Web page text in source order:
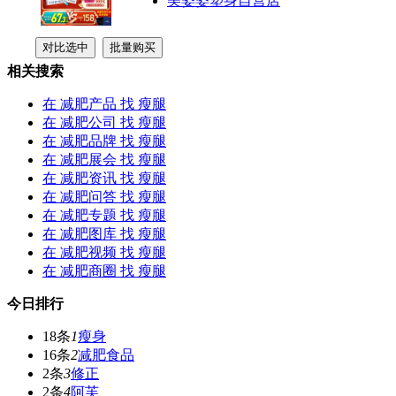
相关搜索
在 减肥产品 找 瘦腿
在 减肥公司 找 瘦腿
在 减肥品牌 找 瘦腿
在 减肥展会 找 瘦腿
在 减肥资讯 找 瘦腿
在 减肥问答 找 瘦腿
在 减肥专题 找 瘦腿
在 减肥图库 找 瘦腿
在 减肥视频 找 瘦腿
在 减肥商圈 找 瘦腿
今日排行
18条1瘦身
16条2减肥食品
2条3修正
2条4阿芙